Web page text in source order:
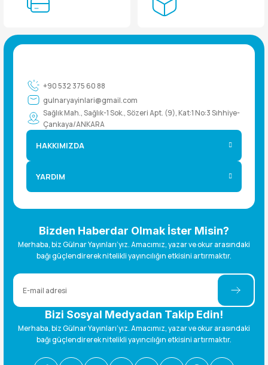
+90 532 375 60 88
gulnaryayinlari@gmail.com
Sağlık Mah., Sağlık-1 Sok., Sözeri Apt. (9), Kat:1 No:3 Sıhhiye-
Çankaya/ANKARA
HAKKIMIZDA
YARDIM
Bizden Haberdar Olmak İster Misin?
Merhaba, biz Gülnar Yayınları’yız. Amacımız, yazar ve okur arasındaki
bağı güçlendirerek nitelikli yayıncılığın etkisini artırmaktır.
Bizi Sosyal Medyadan Takip Edin!
Merhaba, biz Gülnar Yayınları’yız. Amacımız, yazar ve okur arasındaki
bağı güçlendirerek nitelikli yayıncılığın etkisini artırmaktır.